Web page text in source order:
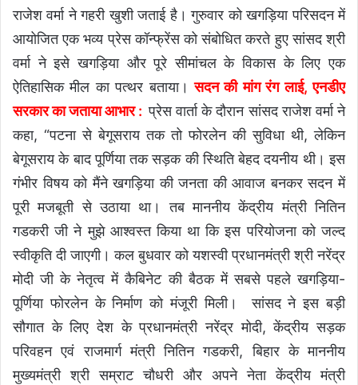
राजेश वर्मा ने गहरी खुशी जताई है। गुरुवार को खगड़िया परिसदन में
आयोजित एक भव्य प्रेस कॉन्फ्रेंस को संबोधित करते हुए सांसद श्री
वर्मा ने इसे खगड़िया और पूरे सीमांचल के विकास के लिए एक
ऐतिहासिक मील का पत्थर बताया।सदन की मांग रंग लाई, एनडीए
सरकार का जताया आभार :प्रेस वार्ता के दौरान सांसद राजेश वर्मा ने
कहा, “पटना से बेगूसराय तक तो फोरलेन की सुविधा थी, लेकिन
बेगूसराय के बाद पूर्णिया तक सड़क की स्थिति बेहद दयनीय थी। इस
गंभीर विषय को मैंने खगड़िया की जनता की आवाज बनकर सदन में
पूरी मजबूती से उठाया था। तब माननीय केंद्रीय मंत्री नितिन
गडकरी जी ने मुझे आश्वस्त किया था कि इस परियोजना को जल्द
स्वीकृति दी जाएगी। कल बुधवार को यशस्वी प्रधानमंत्री श्री नरेंद्र
मोदी जी के नेतृत्व में कैबिनेट की बैठक में सबसे पहले खगड़िया-
पूर्णिया फोरलेन के निर्माण को मंजूरी मिली। सांसद ने इस बड़ी
सौगात के लिए देश के प्रधानमंत्री नरेंद्र मोदी, केंद्रीय सड़क
परिवहन एवं राजमार्ग मंत्री नितिन गडकरी, बिहार के माननीय
मुख्यमंत्री श्री सम्राट चौधरी और अपने नेता केंद्रीय मंत्री